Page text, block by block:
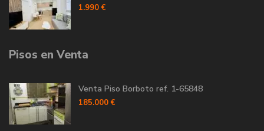
1.990 €
Pisos en Venta
Venta Piso Borboto ref. 1-65848
185.000 €